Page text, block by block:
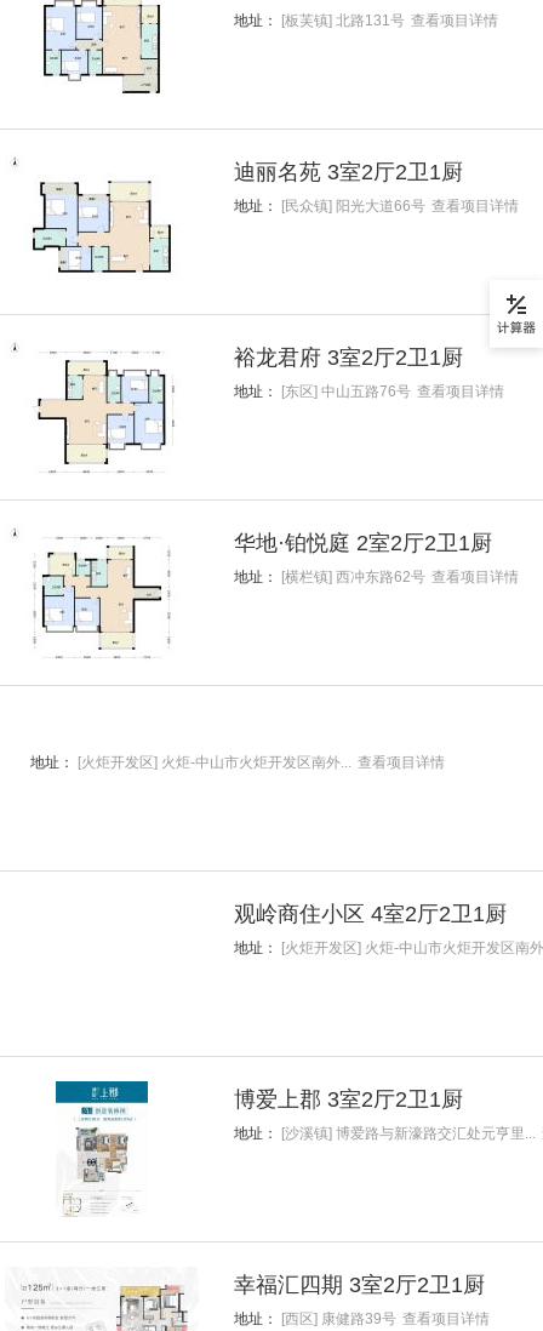
地址： [板芙镇] 北路131号 查看项目详情
迪丽名苑 3室2厅2卫1厨
地址： [民众镇] 阳光大道66号 查看项目详情
裕龙君府 3室2厅2卫1厨
地址： [东区] 中山五路76号 查看项目详情
华地·铂悦庭 2室2厅2卫1厨
地址： [横栏镇] 西冲东路62号 查看项目详情
地址： [火炬开发区] 火炬-中山市火炬开发区南外... 查看项目详情
观岭商住小区 4室2厅2卫1厨
地址： [火炬开发区] 火炬-中山市火炬开发区南
博爱上郡 3室2厅2卫1厨
地址： [沙溪镇] 博爱路与新濠路交汇处元亨里...
幸福汇四期 3室2厅2卫1厨
地址： [西区] 康健路39号 查看项目详情